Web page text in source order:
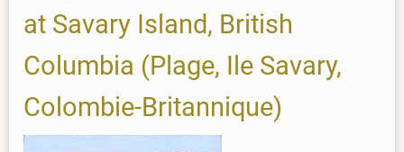
at Savary Island, British
Columbia (Plage, Ile Savary,
Colombie-Britannique)